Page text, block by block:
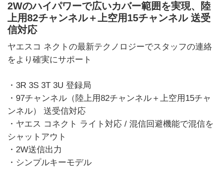
2Wのハイパワーで広いカバー範囲を実現、陸
上用82チャンネル＋上空用15チャンネル 送受
信対応
ヤエスコ ネクトの最新テクノロジーでスタッフの連絡
をより確実にサポート
・3R 3S 3T 3U 登録局
・97チャンネル（陸上用82チャンネル＋上空用15チャ
ンネル） 送受信対応
・ヤエス コネクト ライト対応 / 混信回避機能で混信を
シャットアウト
・2W送信出力
・シンプルキーモデル